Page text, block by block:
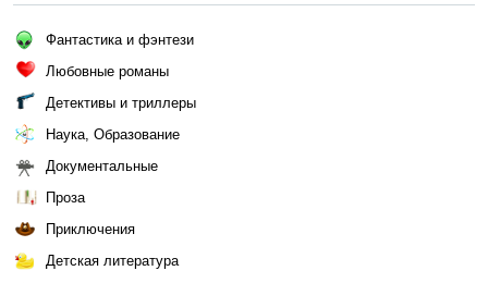
Фантастика и фэнтези
Любовные романы
Детективы и триллеры
Наука, Образование
Документальные
Проза
Приключения
Детская литература